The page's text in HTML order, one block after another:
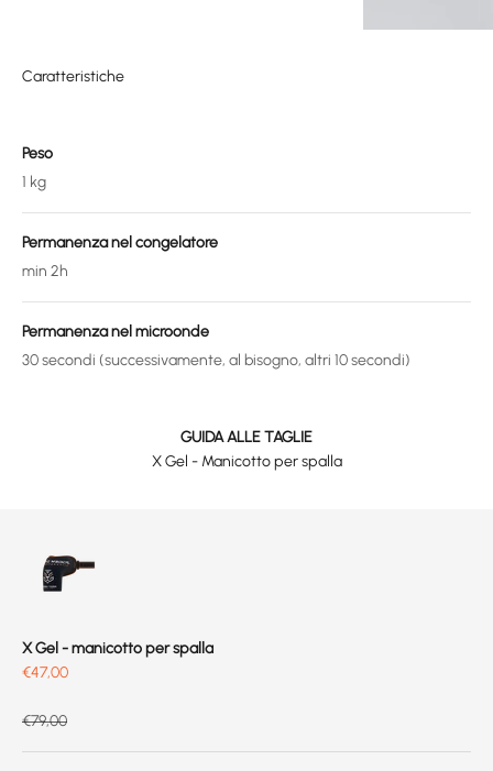
Caratteristiche
Peso
1 kg
Permanenza nel congelatore
min 2h
Permanenza nel microonde
30 secondi (successivamente, al bisogno, altri 10 secondi)
GUIDA ALLE TAGLIE
X Gel - Manicotto per spalla
X Gel - manicotto per spalla
Prix de vente
€47,00
Prix normal
€79,00